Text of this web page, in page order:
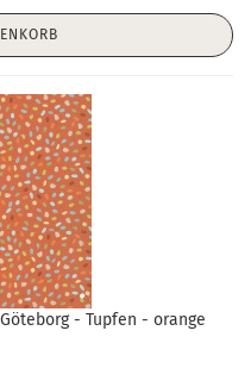
- Tupfen - orange